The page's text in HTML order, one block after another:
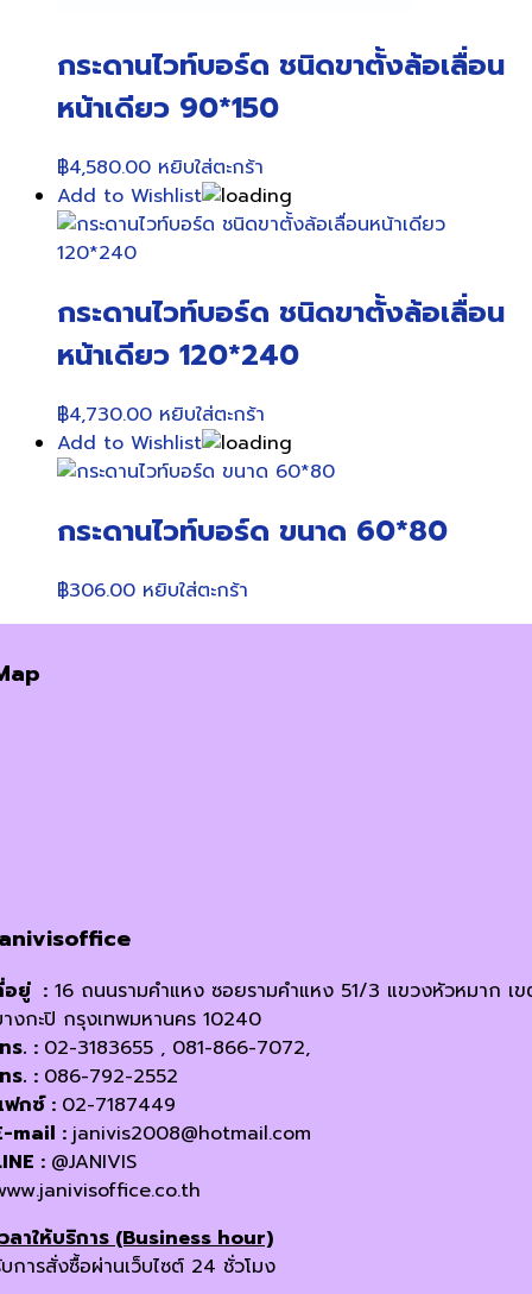
กระดานไวท์บอร์ด ชนิดขาตั้งล้อเลื่อน
หน้าเดียว 90*150
฿4,580.00 หยิบใส่ตะกร้า
Add to Wishlist
กระดานไวท์บอร์ด ชนิดขาตั้งล้อเลื่อน
หน้าเดียว 120*240
฿4,730.00 หยิบใส่ตะกร้า
Add to Wishlist
กระดานไวท์บอร์ด ขนาด 60*80
฿306.00 หยิบใส่ตะกร้า
อยู่ : 16 ถนนรามคำแหง ซอยรามคำแหง 51/3 แขวงหัวหมาก เ
งกะปิ กรุงเทพมหานคร 10240
ร. : 02-3183655 , 081-866-7072,
ร. : 086-792-2552
กซ์ : 02-7187449
mail : janivis2008@hotmail.com
: @JANIVIS
ลาให้บริการ (Business hour)
การสั่งซื้อผ่านเว็บไซต์ 24 ชั่วโมง